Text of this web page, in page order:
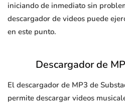
iniciando de inmediato sin
descargador de videos puede
en este punto.
Descargador de
El descargador de MP3 de
permite descargar videos